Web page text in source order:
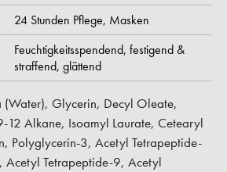
24 Stunden Pflege, Masken
Feuchtigkeitsspendend, festigend &
straffend, glättend
(Water), Glycerin, Decyl Oleate,
12 Alkane, Isoamyl Laurate, Cetearyl
Polyglycerin-3, Acetyl Tetrapeptide-
Acetyl Tetrapeptide-9, Acetyl